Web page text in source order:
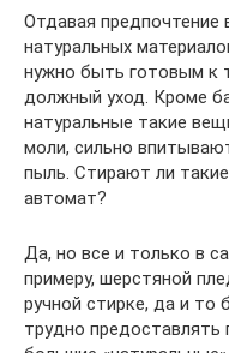
Отдавая
натуральных
нужно быть готовым к
должный уход. Кроме
натуральные такие
моли, сильно
пыль. Стирают ли
автомат?
Да, но все и только в
примеру, шерстяной
ручной стирке, да и то
трудно предоставлять